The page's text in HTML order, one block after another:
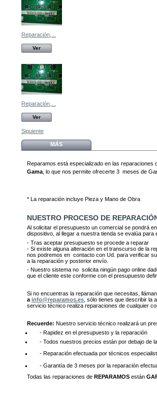
Reparación,...
Ver
Reparación,...
Ver
Siguiente
MÁS
Reparamos está especializado en las reparaciones
Gama , lo que nos permite ofrecerte 3 meses de
* La reparación incluye Pieza y Mano de Obra
NUESTRO PROCESO DE
Al solicitar el presupuesto un comercial se pondrá
dispositivo, al llegar a nuestra tienda se evalúa para
- Tras aceptar presupuesto se procede a reparar
- Si existe alguna alteración en el transcurso de la
nos podremos en contacto con Ud. para verificar
a la reparación y posterior envío.
- Nuestro sistema no solicita ningún pago online
que el cliente este conforme con el presupuesto
Si no encuentras la reparación que necesitas,
a info@reparamos.es , sólo tienes que describir
servicio técnico realiza reparaciones de cualquier
Recuerde: Nuestro servicio técnico realizará un
- Rapidez en el presupuesto y la reparación
 - Todos nuestros precios están por debajo de
 - Reparación efectuada por técnicos
 - Garantía de 3 meses por la reparación
Todas las reparaciones de REPARAMOS están